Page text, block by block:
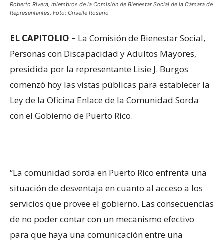
Roberto Rivera, miembros de la Comisión de Bienestar Social de la Cámara de
Representantes. Foto: Griselle Rosario
EL CAPITOLIO – La Comisión de Bienestar Social,
Personas con Discapacidad y Adultos Mayores,
presidida por la representante Lisie J. Burgos
comenzó hoy las vistas públicas para establecer la
Ley de la Oficina Enlace de la Comunidad Sorda
con el Gobierno de Puerto Rico.
“La comunidad sorda en Puerto Rico enfrenta una
situación de desventaja en cuanto al acceso a los
servicios que provee el gobierno. Las consecuencias
de no poder contar con un mecanismo efectivo
para que haya una comunicación entre una